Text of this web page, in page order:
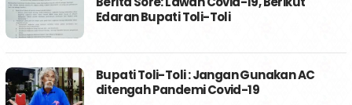
Edaran Bupati Toli-Toli
Bupati Toli-Toli : Jangan Gunakan AC
ditengah Pandemi Covid-19